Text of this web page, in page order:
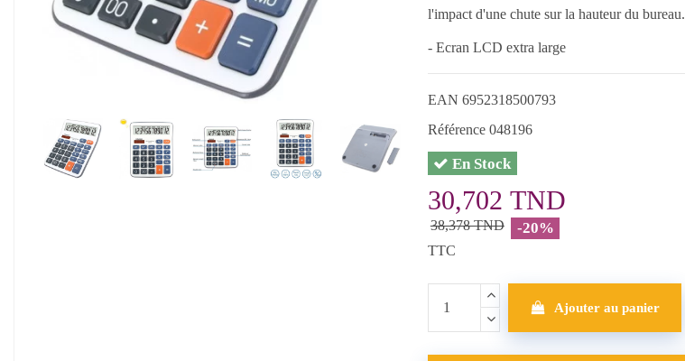
l'impact d'une chute sur la hauteur du bureau.
- Ecran LCD extra large
EAN 6952318500793
Référence 048196
En Stock
30,702 TND
38,378 TND -20%
TTC
Ajouter au panier